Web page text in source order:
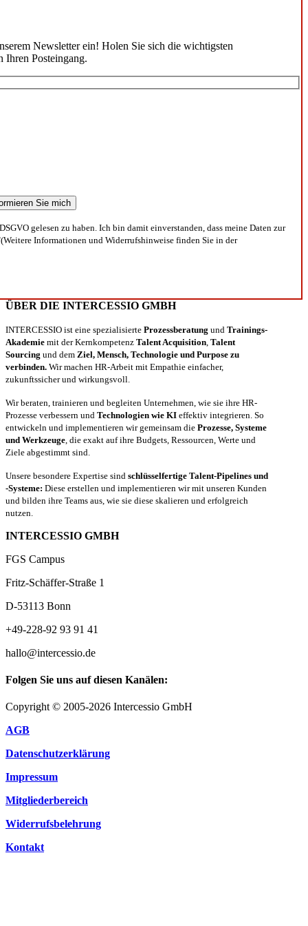
Newsletter ein! Holen Sie sich die wichtigsten
Ihren Posteingang.
gelesen zu haben. Ich bin damit einverstanden, dass meine Daten zur
Informationen und Widerrufshinweise finden Sie in der
ÜBER DIE INTERCESSIO GMBH
INTERCESSIO ist eine spezialisierte Prozessberatung und Trainings-
Akademie mit der Kernkompetenz Talent Acquisition Talent
Sourcing und dem Ziel, Mensch, Technologie und Purpose zu
verbinden. Wir machen HR-Arbeit mit Empathie einfacher,
zukunftssicher und wirkungsvoll.
Wir beraten, trainieren und begleiten Unternehmen, wie sie ihre HR-
Prozesse verbessern und Technologien wie KI effektiv integrieren. So
entwickeln und implementieren wir gemeinsam die Prozesse, Systeme
und Werkzeuge , die exakt auf ihre Budgets, Ressourcen, Werte und
Ziele abgestimmt sind.
Unsere besondere Expertise sind schlüsselfertige Talent-Pipelines und
-Systeme: Diese erstellen und implementieren wir mit unseren Kunden
und bilden ihre Teams aus, wie sie diese skalieren und erfolgreich
nutzen.
INTERCESSIO GMBH
FGS Campus
Fritz-Schäffer-Straße 1
D-53113 Bonn
+49-228-92 93 91 41
hallo@intercessio.de
Folgen Sie uns auf diesen Kanälen:
Copyright © 2005-2026 Intercessio GmbH
AGB
Datenschutzerklärung
Impressum
Mitgliederbereich
Widerrufsbelehrung
Kontakt